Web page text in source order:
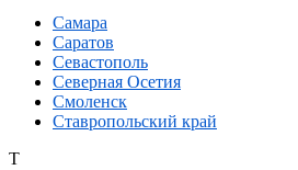
Самара
Саратов
Севастополь
Северная Осетия
Смоленск
Ставропольский край
Т